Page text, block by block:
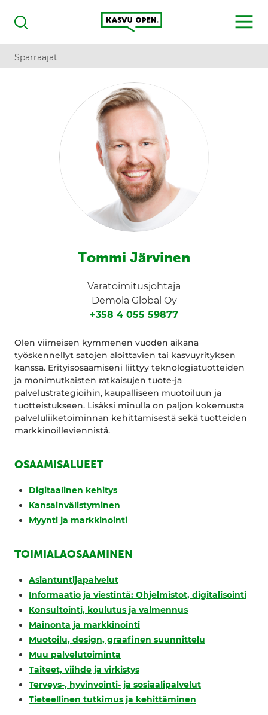
Haku
Kasvu Open
MENU
Sparraajat
Tommi Järvinen
Varatoimitusjohtaja
Demola Global Oy
+358 4 055 59877
Olen viimeisen kymmenen vuoden aikana
työskennellyt satojen aloittavien tai kasvuyrityksen
kanssa. Erityisosaamiseni liittyy teknologiatuotteiden
ja monimutkaisten ratkaisujen tuote-ja
palvelustrategioihin, kaupalliseen muotoiluun ja
tuotteistukseen. Lisäksi minulla on paljon kokemusta
palveluliiketoiminnan kehittämisestä sekä tuotteiden
markkinoilleviennistä.
OSAAMISALUEET
Digitaalinen kehitys
Kansainvälistyminen
Myynti ja markkinointi
TOIMIALAOSAAMINEN
Asiantuntijapalvelut
Informaatio ja viestintä: Ohjelmistot, digitalisointi
Konsultointi, koulutus ja valmennus
Mainonta ja markkinointi
Muotoilu, design, graafinen suunnittelu
Muu palvelutoiminta
Taiteet, viihde ja virkistys
Terveys-, hyvinvointi- ja sosiaalipalvelut
Tieteellinen tutkimus ja kehittäminen